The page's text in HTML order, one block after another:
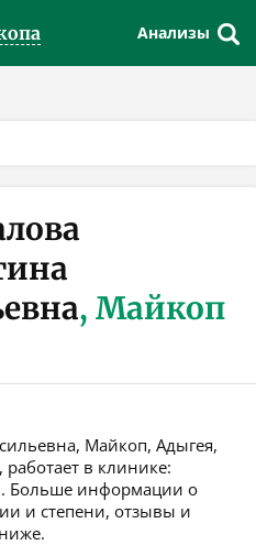
Анализы
, Майкоп
Майкоп, Адыгея,
в клинике:
Больше информации о
и степени, отзывы и